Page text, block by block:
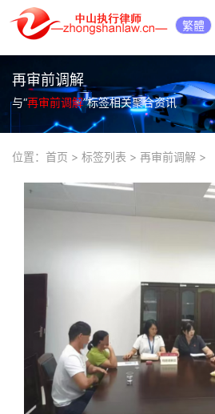
繁體
再审前调解
与“再审前调解”标签相关聚合资讯
位置： 首页 > 标签列表 > 再审前调解 >